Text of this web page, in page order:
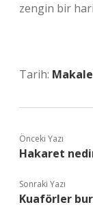
zengin bir
Tarih:
Önceki Yazı
Hakaret
Sonraki Yazı
Kuaförler